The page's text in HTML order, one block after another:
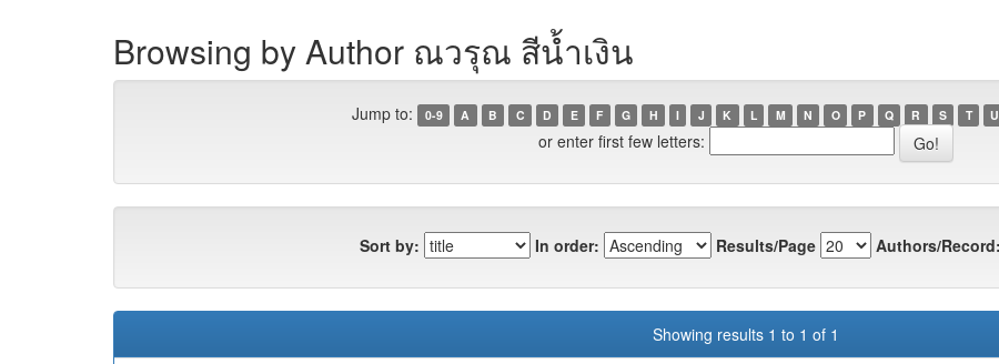
Browsing by Author ณวรุณ สีน้ำเงิน
Jump to: 0-9 A B C D E F G H I J K L M N O P Q R S T U
or enter first few letters:
Sort by: In order: Results/Page Authors/Record:
Showing results 1 to 1 of 1